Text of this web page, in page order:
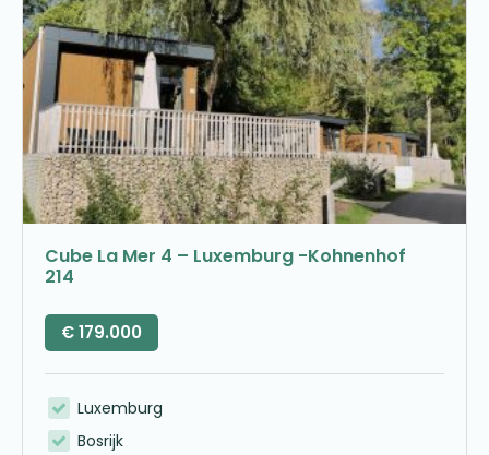
Cube La Mer 4 – Luxemburg -Kohnenhof
214
€179.000
Luxemburg
Bosrijk